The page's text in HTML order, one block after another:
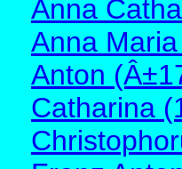
Anna
Anna
Anton
Catharina